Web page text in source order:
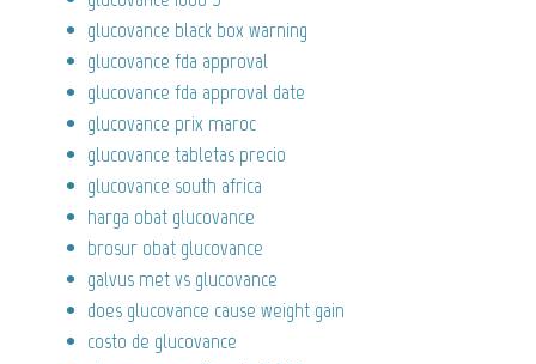
glucovance black box warning
glucovance fda approval
glucovance fda approval date
glucovance prix maroc
glucovance tabletas precio
glucovance south africa
harga obat glucovance
brosur obat glucovance
galvus met vs glucovance
does glucovance cause weight gain
costo de glucovance